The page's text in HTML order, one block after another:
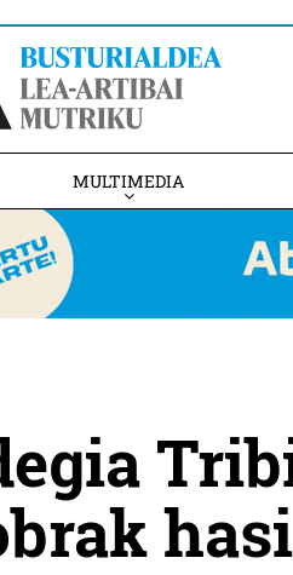
MULTIMEDIA